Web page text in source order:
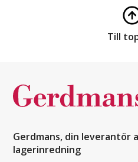
Till
Gerdmans, din leverantör
lagerinredning